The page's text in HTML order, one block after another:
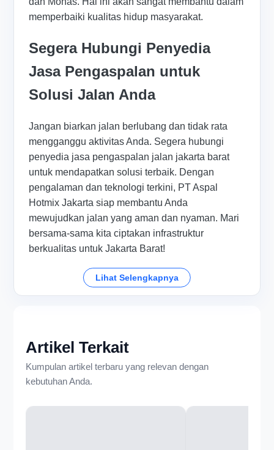
memperbaiki kualitas hidup masyarakat.
Segera Hubungi Penyedia
Jasa Pengaspalan untuk
Solusi Jalan Anda
Jangan biarkan jalan berlubang dan tidak rata
mengganggu aktivitas Anda. Segera hubungi
penyedia jasa pengaspalan jalan jakarta barat
untuk mendapatkan solusi terbaik. Dengan
pengalaman dan teknologi terkini, PT Aspal
Hotmix Jakarta siap membantu Anda
mewujudkan jalan yang aman dan nyaman. Mari
bersama-sama kita ciptakan infrastruktur
berkualitas untuk Jakarta Barat!
Lihat Selengkapnya
Artikel Terkait
Kumpulan artikel terbaru yang relevan dengan
kebutuhan Anda.